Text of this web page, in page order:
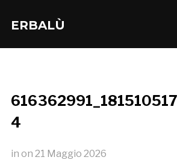
ERBALÙ
4
in on 21 Maggio 2026